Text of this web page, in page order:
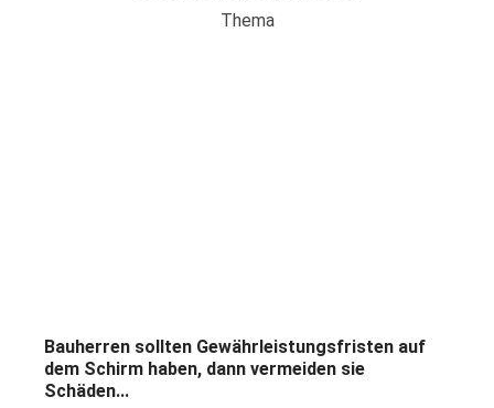
Thema
Bauherren sollten Gewährleistungsfristen auf
dem Schirm haben, dann vermeiden sie
Schäden...